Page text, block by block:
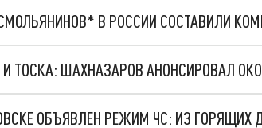
В РОССИИ СОСТАВИЛИ